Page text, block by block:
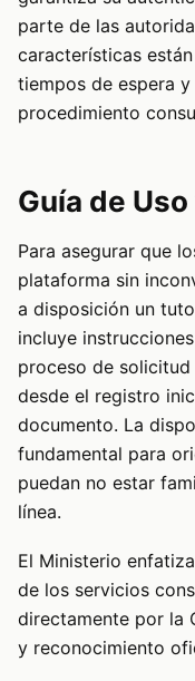
parte de las
características
tiempos de espera
procedimiento
Guía de
Para asegurar que
plataforma sin
a disposición un
incluye
proceso de
desde el registro
documento. La
fundamental para
puedan no estar
línea.
El Ministerio
de los servicios
directamente por la
y reconocimiento